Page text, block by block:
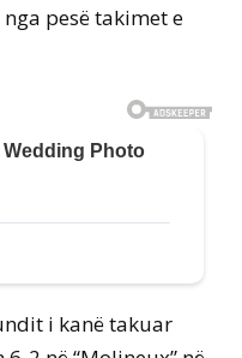
pesë takimet e
i kanë takuar